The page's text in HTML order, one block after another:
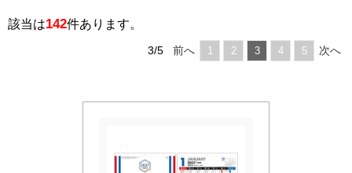
該当は142件あります。
3/5 前へ 1 2 3 4 5 次へ